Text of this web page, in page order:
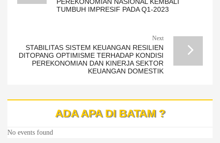
TUMBUH IMPRESIF PADA Q1-2023
Next
STABILITAS SISTEM KEUANGAN RESILIEN
DITOPANG OPTIMISME TERHADAP KONDISI
PEREKONOMIAN DAN KINERJA SEKTOR
KEUANGAN DOMESTIK
ADA APA DI BATAM ?
No events found